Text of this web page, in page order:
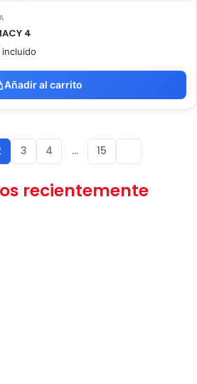
4
incluido
Añadir al carrito
3 4 … 15
recientemente